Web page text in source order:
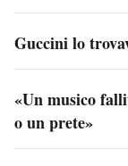
Guccini lo
«Un musico
o un prete»